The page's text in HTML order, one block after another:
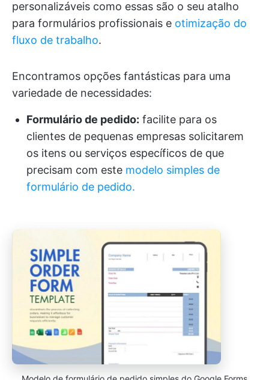
personalizáveis como essas são o seu atalho
para formulários profissionais e otimização do
fluxo de trabalho.
Encontramos opções fantásticas para uma
variedade de necessidades:
Formulário de pedido: facilite para os
clientes de pequenas empresas solicitarem
os itens ou serviços específicos de que
precisam com este modelo simples de
formulário de pedido.